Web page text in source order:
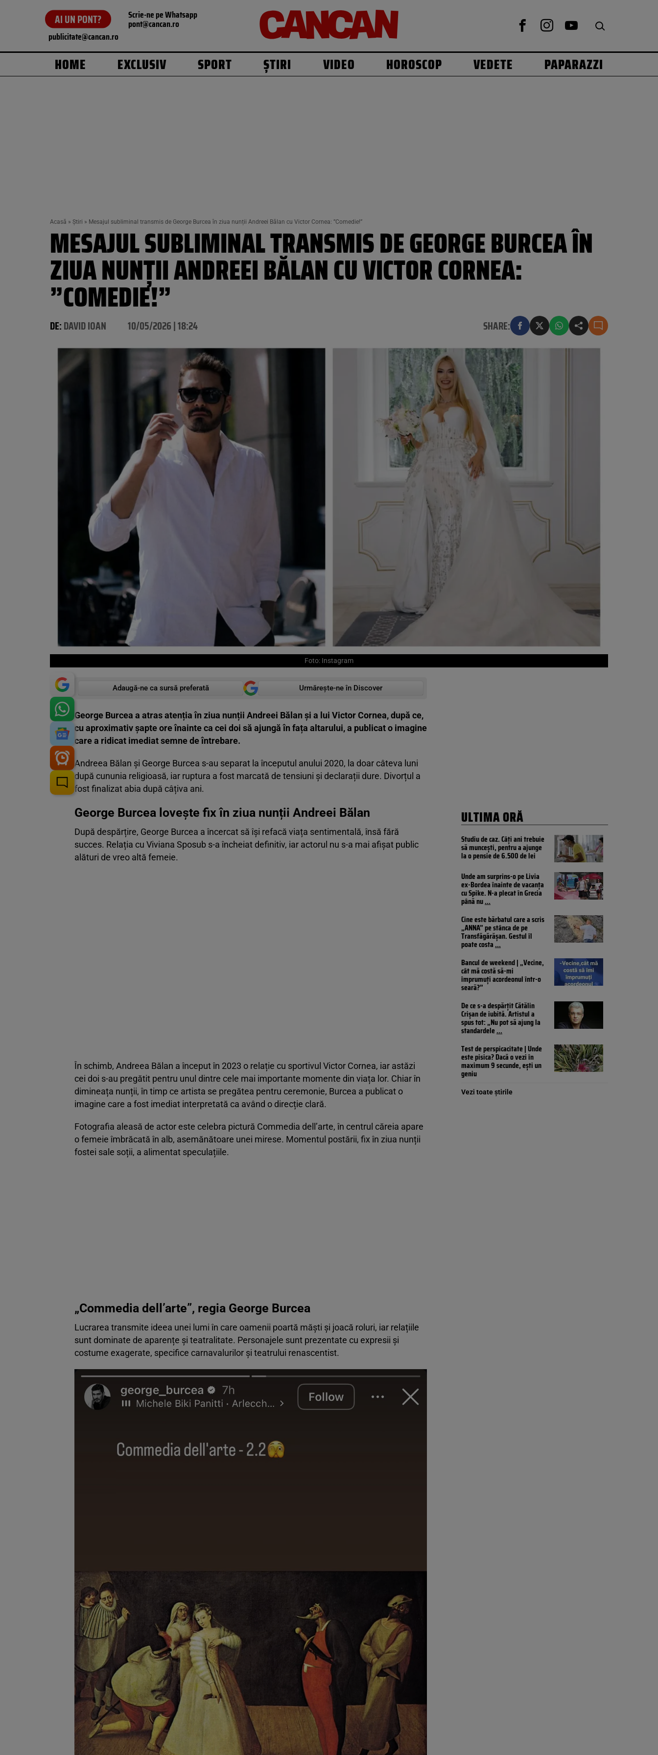
AI UN PONT? Scrie-ne pe Whatsapp
pont@cancan.ro
publicitate@cancan.ro
HOME EXCLUSIV SPORT ȘTIRI VIDEO HOROSCOP VEDETE PAPARAZZI
Acasă » Știri » Mesajul subliminal transmis de George Burcea în ziua nunții Andreei Bălan cu Victor Cornea: ”Comedie!”
MESAJUL SUBLIMINAL TRANSMIS DE GEORGE BURCEA ÎN
ZIUA NUNȚII ANDREEI BĂLAN CU VICTOR CORNEA:
”COMEDIE!”
DE:DAVID IOAN 10/05/2026 | 18:24 SHARE:
Foto: Instagram
Adaugă-ne ca sursă preferată Urmărește-ne în Discover
George Burcea a atras atenția în ziua nunții Andreei Bălan și a lui Victor Cornea, după ce,
cu aproximativ șapte ore înainte ca cei doi să ajungă în fața altarului, a publicat o imagine
care a ridicat imediat semne de întrebare.
Andreea Bălan și George Burcea s-au separat la începutul anului 2020, la doar câteva luni
după cununia religioasă, iar ruptura a fost marcată de tensiuni și declarații dure. Divorțul a
fost finalizat abia după câțiva ani.
George Burcea lovește fix în ziua nunții Andreei Bălan
După despărțire, George Burcea a încercat să își refacă viața sentimentală, însă fără
succes. Relația cu Viviana Sposub s-a încheiat definitiv, iar actorul nu s-a mai afișat public
alături de vreo altă femeie.
În schimb, Andreea Bălan a început în 2023 o relație cu sportivul Victor Cornea, iar astăzi
cei doi s-au pregătit pentru unul dintre cele mai importante momente din viața lor. Chiar în
dimineața nunții, în timp ce artista se pregătea pentru ceremonie, Burcea a publicat o
imagine care a fost imediat interpretată ca având o direcție clară.
Fotografia aleasă de actor este celebra pictură Commedia dell’arte, în centrul căreia apare
o femeie îmbrăcată în alb, asemănătoare unei mirese. Momentul postării, fix în ziua nunții
fostei sale soții, a alimentat speculațiile.
„Commedia dell’arte”, regia George Burcea
Lucrarea transmite ideea unei lumi în care oamenii poartă măști și joacă roluri, iar relațiile
sunt dominate de aparențe și teatralitate. Personajele sunt prezentate cu expresii și
costume exagerate, specifice carnavalurilor și teatrului renascentist.
ULTIMA ORĂ
Studiu de caz. Câți ani trebuie
să muncești, pentru a ajunge
la o pensie de 6.500 de lei
Unde am surprins-o pe Livia
ex-Bordea înainte de vacanța
cu Spike. N-a plecat în Grecia
până nu...
Cine este bărbatul care a scris
„ANNA” pe stânca de pe
Transfăgărășan. Gestul îl
poate costa...
Bancul de weekend | „Vecine,
cât mă costă să-mi
împrumuți acordeonul într-o
seară?”
De ce s-a despărțit Cătălin
Crișan de iubită. Artistul a
spus tot: „Nu pot să ajung la
standardele...
Test de perspicacitate | Unde
este pisica? Dacă o vezi în
maximum 9 secunde, ești un
geniu
Vezi toate știrile